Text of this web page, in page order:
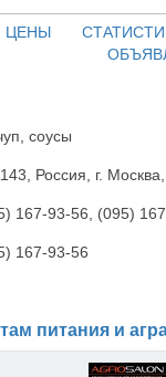
ЦЕНЫ
соусы
Россия, г.
167-93-56, (095)
167-93-56
питания и